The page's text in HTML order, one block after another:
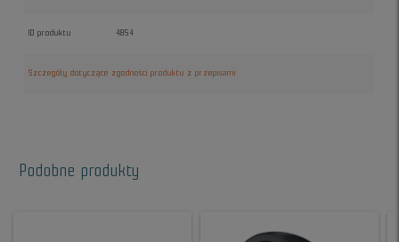
ID produktu 4854
Szczegóły dotyczące zgodności produktu z przepisami
Podobne produkty